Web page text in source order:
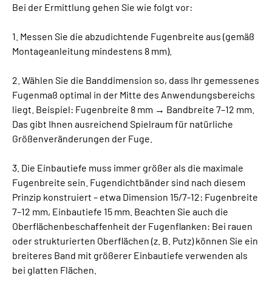
Bei der Ermittlung gehen Sie wie folgt vor:
1. Messen Sie die abzudichtende Fugenbreite aus (gemäß
Montageanleitung mindestens 8 mm).
2. Wählen Sie die Banddimension so, dass Ihr gemessenes
Fugenmaß optimal in der Mitte des Anwendungsbereichs
liegt. Beispiel: Fugenbreite 8 mm → Bandbreite 7–12 mm.
Das gibt Ihnen ausreichend Spielraum für natürliche
Größenveränderungen der Fuge.
3. Die Einbautiefe muss immer größer als die maximale
Fugenbreite sein. Fugendichtbänder sind nach diesem
Prinzip konstruiert – etwa Dimension 15/7-12: Fugenbreite
7–12 mm, Einbautiefe 15 mm. Beachten Sie auch die
Oberflächenbeschaffenheit der Fugenflanken: Bei rauen
oder strukturierten Oberflächen (z. B. Putz) können Sie ein
breiteres Band mit größerer Einbautiefe verwenden als
bei glatten Flächen.